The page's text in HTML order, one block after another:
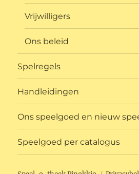
Vrijwilligers
Ons beleid
Spelregels
Handleidingen
Ons speelgoed en nieuw
Speelgoed per catalogus